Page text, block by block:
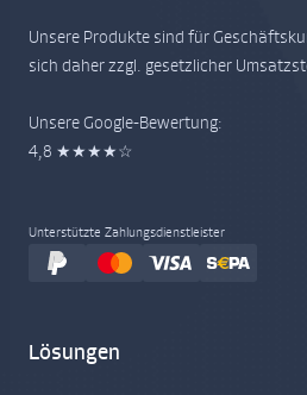
Unsere Produkte sind für
sich daher zzgl. gesetzlicher
Unsere Google-Bewertung:
4,8 ★★★★☆
Unterstützte Zahlungsdienstleister
Lösungen